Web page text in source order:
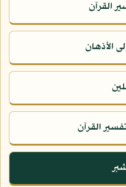
القرآن
الأذهان
القرآن